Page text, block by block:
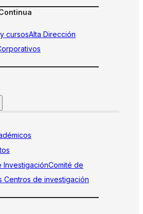
cursosAlta Dirección
InvestigaciónComité de
Centros de investigación